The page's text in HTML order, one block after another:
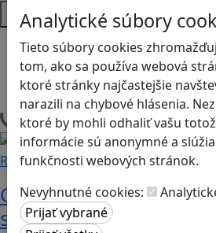
Analytické súbory
Tieto súbory cookies
tom, ako sa používa webová
ktoré stránky najčastejšie
narazili na chybové hlásenia.
ktoré by mohli odhaliť vašu
informácie sú anonymné a
funkčnosti webových stránok.
Nevyhnutné cookies:
Platformy
Android
Herná konzola
Stolové, kartové
Načítam blogy
Recenzie
Otestujete a rozšírte
svete s hrou Erudite